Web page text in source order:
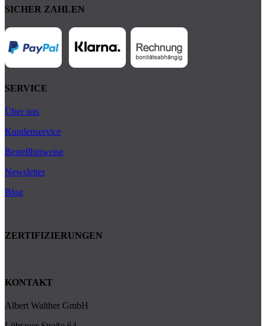
SICHER ZAHLEN
SERVICE
Über uns
Kundenservice
Bestellhinweise
Newsletter
Blog
ZERTIFIZIERUNGEN
KONTAKT
Albert Walther GmbH